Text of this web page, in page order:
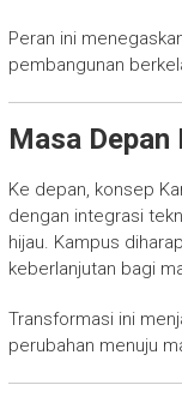
Peran ini
pembangunan
Masa
Ke depan, konsep
dengan integrasi
hijau. Kampus
keberlanjutan bagi
Transformasi ini
perubahan menuju